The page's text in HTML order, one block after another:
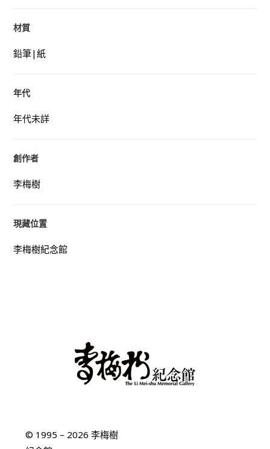
材質
鉛筆|紙
年代
年代未詳
創作者
李梅樹
現藏位置
李梅樹紀念館
© 1995 – 2026 李梅樹